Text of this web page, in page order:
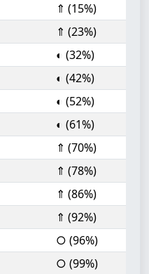
⇑ (15%)
⇑ (23%)
◐ (32%)
◐ (42%)
◐ (52%)
◐ (61%)
⇑ (70%)
⇑ (78%)
⇑ (86%)
⇑ (92%)
○ (96%)
○ (99%)